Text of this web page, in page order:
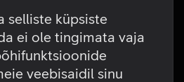
selliste küpsiste
ei ole tingimata vaja
veebisaidil sinu
viga